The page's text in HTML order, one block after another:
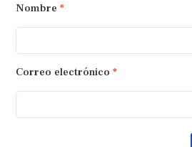
Nombre *
Correo electrónico *